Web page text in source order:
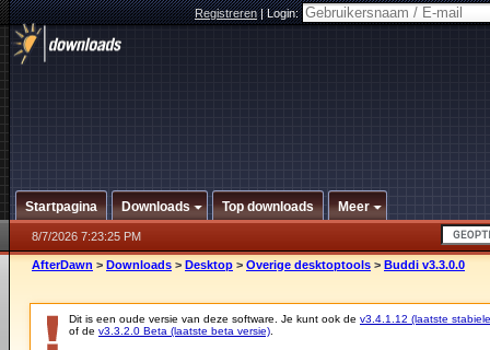
Registreren|Login:
Startpagina Downloads Top downloads Meer
8/7/2026 7:23:25 PM
AfterDawn > Downloads > Desktop > Overige desktoptools > Buddi v3.3.0.0
Dit is een oude versie van deze software. Je kunt ook de v3.4.1.12 (laatste
of de v3.3.2.0 Beta (laatste beta versie)